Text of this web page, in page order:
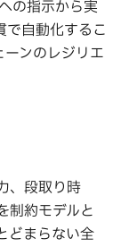
への指示から実
自動化するこ
ンのレジリエ
、段取り時
制約モデルと
どまらない全